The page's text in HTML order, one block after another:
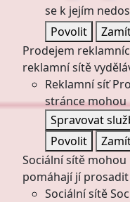
se k jejím
Povolit
Prodejem
reklamní sítě
Reklamní síť
stránce mohou
Spravovat
Povolit
Sociální sítě
pomáhají jí
Sociální sítě